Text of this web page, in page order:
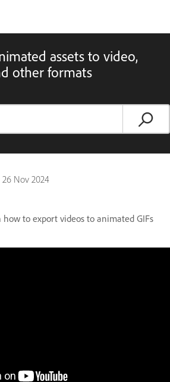
assets to video,
other formats
26 Nov 2024
to export videos to animated GIFs